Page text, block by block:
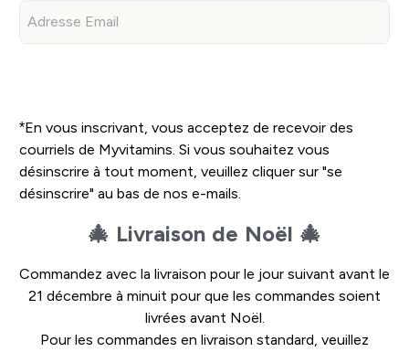
*En vous inscrivant, vous acceptez de recevoir des
courriels de Myvitamins. Si vous souhaitez vous
désinscrire à tout moment, veuillez cliquer sur "se
désinscrire" au bas de nos e-mails.
🎄 Livraison de Noël 🎄
Commandez avec la livraison pour le jour suivant avant le
21 décembre à minuit pour que les commandes soient
livrées avant Noël.
Pour les commandes en livraison standard, veuillez